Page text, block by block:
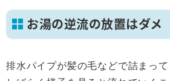
お湯の逆流の放置はダメ
排水パイプが髪の毛などで詰まって